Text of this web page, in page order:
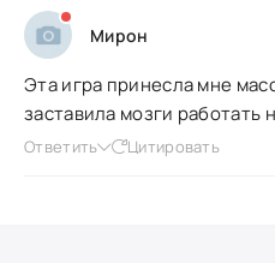
Мирон
Эта игра принесла мне
заставила мозги
Ответить Цитировать